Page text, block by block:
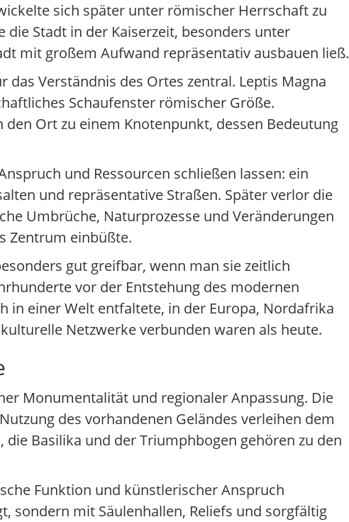
sich später unter römischer Herrschaft zu
Stadt in der Kaiserzeit, besonders unter
mit großem Aufwand repräsentativ ausbauen ließ.
Verständnis des Ortes zentral. Leptis Magna
Schaufenster römischer Größe.
Ort zu einem Knotenpunkt, dessen Bedeutung
und Ressourcen schließen lassen: ein
und repräsentative Straßen. Später verlor die
Umbrüche, Naturprozesse und Veränderungen
Zentrum einbüßte.
gut greifbar, wenn man sie zeitlich
vor der Entstehung des modernen
in einer Welt entfaltete, in der Europa, Nordafrika
Netzwerke verbunden waren als heute.
Monumentalität und regionaler Anpassung. Die
des vorhandenen Geländes verleihen dem
Basilika und der Triumphbogen gehören zu den
Funktion und künstlerischer Anspruch
sondern mit Säulenhallen, Reliefs und sorgfältig